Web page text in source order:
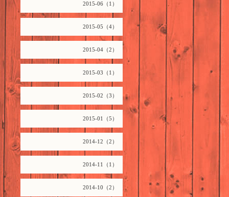
2015-06（1）
2015-05（4）
2015-04（2）
2015-03（1）
2015-02（3）
2015-01（5）
2014-12（2）
2014-11（1）
2014-10（2）